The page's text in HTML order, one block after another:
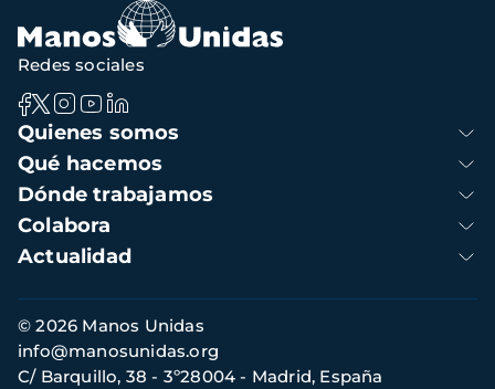
Navegación
principal
Quienes somos
Qué hacemos
Dónde trabajamos
Colabora
Actualidad
Redes sociales
Información
de
contacto
© 2026 Manos Unidas
C/ Barquillo, 38 - 3º28004 - Madrid, España
info@manosunidas.org